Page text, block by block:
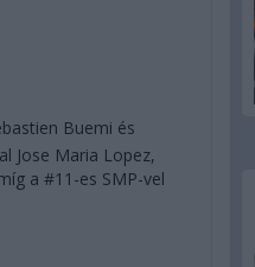
Buemi és
Jose Maria Lopez,
a #11-es SMP-vel